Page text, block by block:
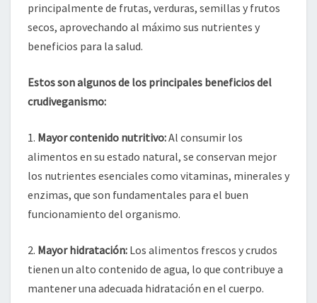
principalmente de frutas, verduras, semillas y frutos
secos, aprovechando al máximo sus nutrientes y
beneficios para la salud.
Estos son algunos de los principales beneficios del
crudiveganismo:
1. Mayor contenido nutritivo:Al consumir los
alimentos en su estado natural, se conservan mejor
los nutrientes esenciales como vitaminas, minerales y
enzimas, que son fundamentales para el buen
funcionamiento del organismo.
2. Mayor hidratación: Los alimentos frescos y crudos
tienen un alto contenido de agua, lo que contribuye a
mantener una adecuada hidratación en el cuerpo.